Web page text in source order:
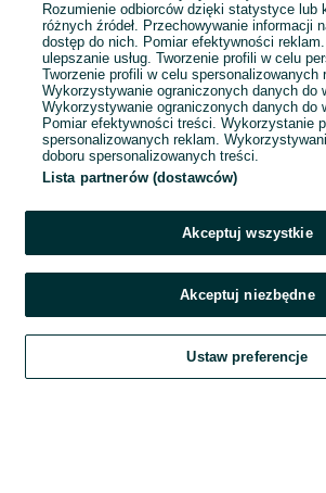
35,07 zł z
Zębowice
25 lipca 2026
Szukaj Obserwujesz Dodaj
Rozumienie odbiorców dzięki statystyce lub
różnych źródeł. Przechowywanie informacji
dostęp do nich. Pomiar efektywności
ulepszanie usług. Tworzenie profili w celu
Tworzenie profili w celu spersonalizowanych
Wykorzystywanie ograniczonych danych do
Wykorzystywanie ograniczonych danych do
Pomiar efektywności treści. Wykorzystanie
spersonalizowanych reklam.
doboru spersonalizowanych treści.
Lista partnerów (dostawców)
Akceptuj wszystkie
Akceptuj niezbędne
Ustaw preferencje